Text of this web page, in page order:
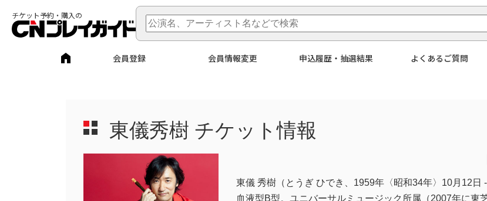
チケット予約・購入の
会員登録 会員情報変更 申込履歴・抽選結果 よくあるご質問
東儀秀樹 チケット情報
東儀 秀樹（とうぎ ひでき、1959年〈昭和34年〉10月12日
血液型B型。ユニバーサルミュージック所属（2007年に東